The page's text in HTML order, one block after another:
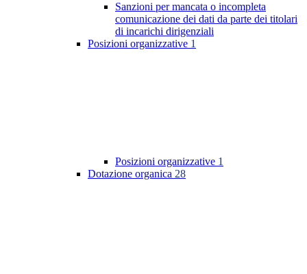
Sanzioni per mancata o incompleta
comunicazione dei dati da parte dei titolari
di incarichi dirigenziali
Posizioni organizzative 1
Posizioni organizzative 1
Dotazione organica 28